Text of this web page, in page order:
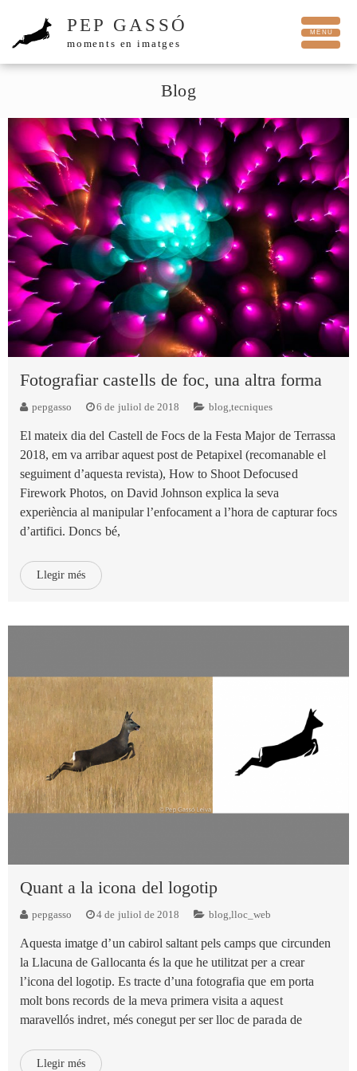
PEP GASSÓ
moments en imatges
Blog
Fotografiar castells de foc, una altra forma
pepgasso 6 de juliol de 2018 blog,tecniques
El mateix dia del Castell de Focs de la Festa Major de Terrassa
2018, em va arribar aquest post de Petapixel (recomanable el
seguiment d’aquesta revista), How to Shoot Defocused
Firework Photos, on David Johnson explica la seva
experiència al manipular l’enfocament a l’hora de capturar focs
d’artifici. Doncs bé,
Llegir més
Quant a la icona del logotip
pepgasso 4 de juliol de 2018 blog,lloc_web
Aquesta imatge d’un cabirol saltant pels camps que circunden
la Llacuna de Gallocanta és la que he utilitzat per a crear
l’icona del logotip. Es tracte d’una fotografia que em porta
molt bons records de la meva primera visita a aquest
maravellós indret, més conegut per ser lloc de parada de
Llegir més